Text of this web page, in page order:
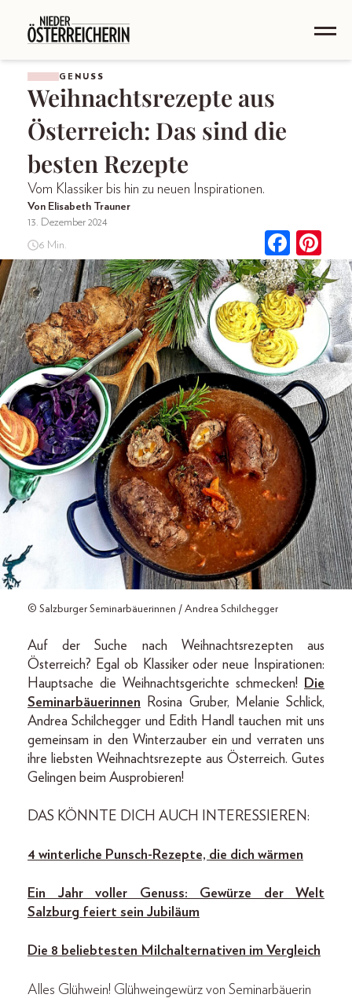
GENUSS
Weihnachtsrezepte aus
Österreich: Das sind die
besten Rezepte
Vom Klassiker bis hin zu neuen Inspirationen.
Von Elisabeth Trauner
13. Dezember 2024
6 Min.
© Salzburger Seminarbäuerinnen / Andrea Schilchegger
Auf der Suche nach Weihnachtsrezepten aus
Österreich? Egal ob Klassiker oder neue Inspirationen:
Hauptsache die Weihnachtsgerichte schmecken! Die
Seminarbäuerinnen Rosina Gruber, Melanie Schlick,
Andrea Schilchegger und Edith Handl tauchen mit uns
gemeinsam in den Winterzauber ein und verraten uns
ihre liebsten Weihnachtsrezepte aus Österreich. Gutes
Gelingen beim Ausprobieren!
DAS KÖNNTE DICH AUCH INTERESSIEREN:
4 winterliche Punsch-Rezepte, die dich wärmen
Ein Jahr voller Genuss: Gewürze der Welt
Salzburg feiert sein Jubiläum
Die 8 beliebtesten Milchalternativen im Vergleich
Alles Glühwein! Glühweingewürz von Seminarbäuerin